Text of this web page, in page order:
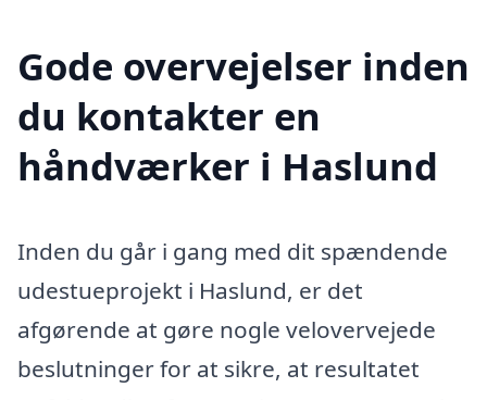
Gode overvejelser inden
du kontakter en
håndværker i Haslund
Inden du går i gang med dit spændende
udestueprojekt i Haslund, er det
afgørende at gøre nogle velovervejede
beslutninger for at sikre, at resultatet